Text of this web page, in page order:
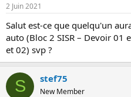
2 Juin 2021
Salut est-ce que quelqu'un
auto (Bloc 2 SISR – Devoir 01
et 02) svp ?
S stef75
New Member